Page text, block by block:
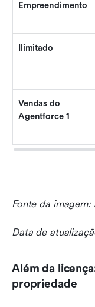
Empreendimento
Ilimitado
Vendas do
Agentforce 1
Fonte da imagem:
Data de
Além da
propriedade